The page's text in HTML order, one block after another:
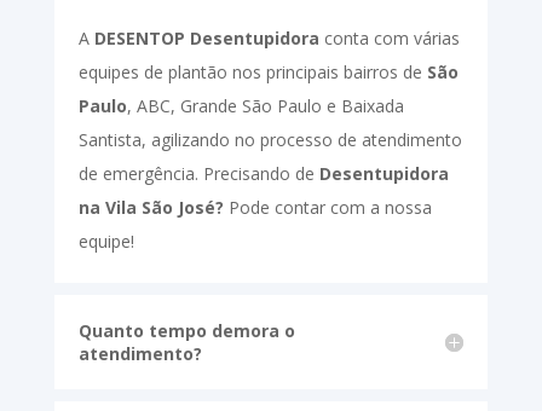
A DESENTOP Desentupidora conta com várias
equipes de plantão nos principais bairros de São
Paulo, ABC, Grande São Paulo e Baixada
Santista, agilizando no processo de atendimento
de emergência. Precisando de Desentupidora
na Vila São José? Pode contar com a nossa
equipe!
Quanto tempo demora o
atendimento?